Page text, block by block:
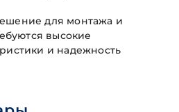
для монтажа и
высокие
и надежность